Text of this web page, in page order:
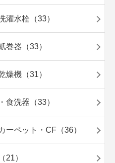
濯水栓（33）
巻器（33）
燥機（31）
食洗器（33）
ーペット・CF（36）
21）